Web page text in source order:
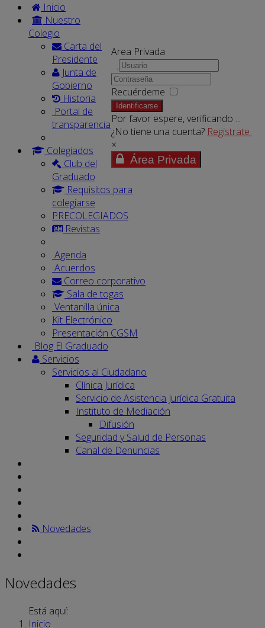
Area Privada
Recuérdeme
Identificarse
Por favor espere, verificando ...
¿No tiene una cuenta? Registrate
×
Área Privada
Inicio
Nuestro
Colegio
Carta del
Presidente
Junta de
Gobierno
Historia
Portal de
transparencia
Colegiados
Club del
Graduado
Requisitos para
colegiarse
PRECOLEGIADOS
Revistas
Agenda
Acuerdos
Correo corporativo
Sala de togas
Ventanilla única
Kit Electrónico
Presentación CGSM
Blog El Graduado
Servicios
Servicios al Ciudadano
Clínica Jurídica
Servicio de Asistencia Jurídica Gratuita
Instituto de Mediación
Difusión
Seguridad y Salud de Personas
Canal de Denuncias
Novedades
Novedades
Está aquí:
Inicio